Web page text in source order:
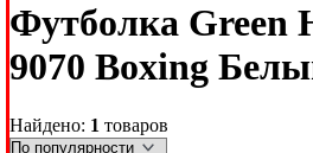
Футболка Green
9070 Boxing
Найдено: 1 товаров